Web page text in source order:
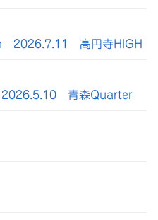
2026.7.11 高円寺HIGH
青森Quarter